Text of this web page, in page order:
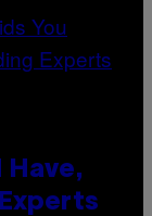
Have,